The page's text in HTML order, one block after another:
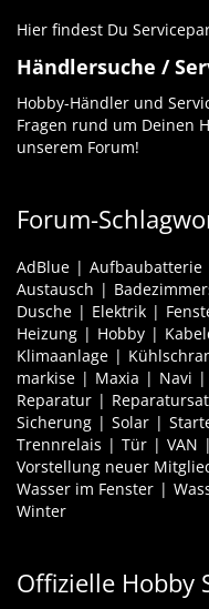
Hier findest Du
Händlersuche /
Hobby-Händler und
Fragen rund um Deinen
unserem Forum!
Forum-
AdBlue Aufbaubatterie
Austausch
Dusche
Elektrik
Heizung
Hobby
Klimaanlage
markise
Maxia Navi
Reparatur
Sicherung
Solar
Trennrelais
Tür VAN
Vorstellung neuer
Wasser im Fenster
Winter
Offizielle Hobby